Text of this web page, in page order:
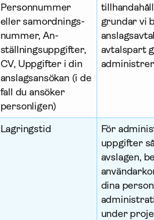
Personnummer
eller samordnings­
nummer, An­
ställnings­uppgifter,
CV, Upp­gifter i din
anslagsansökan (i de
fall du ansöker
personligen)
grundar vi
avtalspart
Lagringstid
För
uppgifter
avslagen,
dina
under